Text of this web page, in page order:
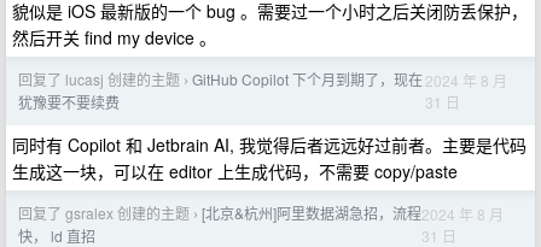
貌似是 iOS 最新版的一个 bug 。需要过一个小时之后关闭防丢保护，
然后开关 find my device 。
回复了 lucasj 创建的主题 › GitHub Copilot 下个月到期了，现在
犹豫要不要续费
2024 年 8 月
31 日
同时有 Copilot 和 Jetbrain AI, 我觉得后者远远好过前者。主要是代码
生成这一块，可以在 editor 上生成代码，不需要 copy/paste
回复了 gsralex 创建的主题 › [北京&杭州]阿里数据湖急招，流程
快， ld 直招
2024 年 8 月
31 日